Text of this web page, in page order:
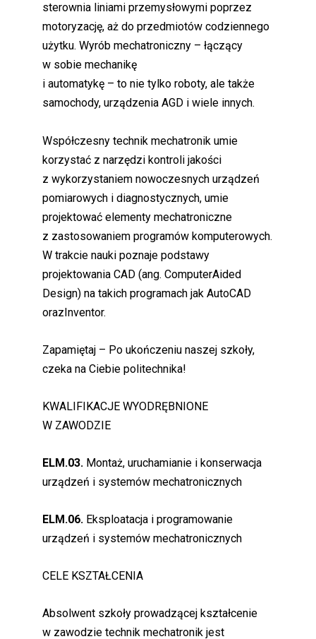
sterownia liniami przemysłowymi poprzez
motoryzację, aż do przedmiotów codziennego
użytku. Wyrób mechatroniczny – łączący
w sobie mechanikę
i automatykę – to nie tylko roboty, ale także
samochody, urządzenia AGD i wiele innych.
Współczesny technik mechatronik umie
korzystać z narzędzi kontroli jakości
z wykorzystaniem nowoczesnych urządzeń
pomiarowych i diagnostycznych, umie
projektować elementy mechatroniczne
z zastosowaniem programów komputerowych.
W trakcie nauki poznaje podstawy
projektowania CAD (ang. ComputerAided
Design) na takich programach jak AutoCAD
orazInventor.
Zapamiętaj – Po ukończeniu naszej szkoły,
czeka na Ciebie politechnika!
KWALIFIKACJE WYODRĘBNIONE
W ZAWODZIE
ELM.03. Montaż, uruchamianie i konserwacja
urządzeń i systemów mechatronicznych
ELM.06. Eksploatacja i programowanie
urządzeń i systemów mechatronicznych
CELE KSZTAŁCENIA
Absolwent szkoły prowadzącej kształcenie
w zawodzie technik mechatronik jest